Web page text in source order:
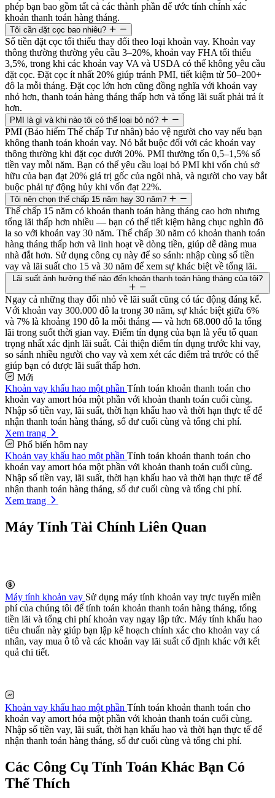
phép bạn bao gồm tất cả các thành phần để ước tính chính xác
khoản thanh toán hàng tháng.
Tôi cần đặt cọc bao nhiêu?
Số tiền đặt cọc tối thiểu thay đổi theo loại khoản vay. Khoản vay
thông thường thường yêu cầu 3–20%, khoản vay FHA tối thiểu
3,5%, trong khi các khoản vay VA và USDA có thể không yêu cầu
đặt cọc. Đặt cọc ít nhất 20% giúp tránh PMI, tiết kiệm từ 50–200+
đô la mỗi tháng. Đặt cọc lớn hơn cũng đồng nghĩa với khoản vay
nhỏ hơn, thanh toán hàng tháng thấp hơn và tổng lãi suất phải trả ít
hơn.
PMI là gì và khi nào tôi có thể loại bỏ nó?
PMI (Bảo hiểm Thế chấp Tư nhân) bảo vệ người cho vay nếu bạn
không thanh toán khoản vay. Nó bắt buộc đối với các khoản vay
thông thường khi đặt cọc dưới 20%. PMI thường tốn 0,5–1,5% số
tiền vay mỗi năm. Bạn có thể yêu cầu loại bỏ PMI khi vốn chủ sở
hữu của bạn đạt 20% giá trị gốc của ngôi nhà, và người cho vay bắt
buộc phải tự động hủy khi vốn đạt 22%.
Tôi nên chọn thế chấp 15 năm hay 30 năm?
Thế chấp 15 năm có khoản thanh toán hàng tháng cao hơn nhưng
tổng lãi thấp hơn nhiều — bạn có thể tiết kiệm hàng chục nghìn đô
la so với khoản vay 30 năm. Thế chấp 30 năm có khoản thanh toán
hàng tháng thấp hơn và linh hoạt về dòng tiền, giúp dễ dàng mua
nhà đắt hơn. Sử dụng công cụ này để so sánh: nhập cùng số tiền
vay và lãi suất cho 15 và 30 năm để xem sự khác biệt về tổng lãi.
Lãi suất ảnh hưởng thế nào đến khoản thanh toán hàng tháng của tôi?
Ngay cả những thay đổi nhỏ về lãi suất cũng có tác động đáng kể.
Với khoản vay 300.000 đô la trong 30 năm, sự khác biệt giữa 6%
và 7% là khoảng 190 đô la mỗi tháng — và hơn 68.000 đô la tổng
lãi trong suốt thời gian vay. Điểm tín dụng của bạn là yếu tố quan
trọng nhất xác định lãi suất. Cải thiện điểm tín dụng trước khi vay,
so sánh nhiều người cho vay và xem xét các điểm trả trước có thể
giúp bạn có được lãi suất thấp hơn.
Mới
Khoản vay khấu hao một phần Tính toán khoản thanh toán cho
khoản vay amort hóa một phần với khoản thanh toán cuối cùng.
Nhập số tiền vay, lãi suất, thời hạn khấu hao và thời hạn thực tế để
nhận thanh toán hàng tháng, số dư cuối cùng và tổng chi phí.
Xem trang
Phổ biến hôm nay
Khoản vay khấu hao một phần Tính toán khoản thanh toán cho
khoản vay amort hóa một phần với khoản thanh toán cuối cùng.
Nhập số tiền vay, lãi suất, thời hạn khấu hao và thời hạn thực tế để
nhận thanh toán hàng tháng, số dư cuối cùng và tổng chi phí.
Xem trang
Máy Tính Tài Chính Liên Quan
Máy tính khoản vay Sử dụng máy tính khoản vay trực tuyến miễn
phí của chúng tôi để tính toán khoản thanh toán hàng tháng, tổng
tiền lãi và tổng chi phí khoản vay ngay lập tức. Máy tính khấu hao
tiêu chuẩn này giúp bạn lập kế hoạch chính xác cho khoản vay cá
nhân, vay mua ô tô và các khoản vay lãi suất cố định khác với kết
quả chi tiết.
Khoản vay khấu hao một phần Tính toán khoản thanh toán cho
khoản vay amort hóa một phần với khoản thanh toán cuối cùng.
Nhập số tiền vay, lãi suất, thời hạn khấu hao và thời hạn thực tế để
nhận thanh toán hàng tháng, số dư cuối cùng và tổng chi phí.
Các Công Cụ Tính Toán Khác Bạn Có
Thể Thích